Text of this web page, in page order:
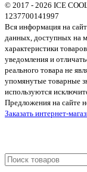
© 2017 - 2026 ICE
1237700141997
Вся информация на
данных, доступных на
характеристики
уведомления и
реального товара не
упомянутые товарные
используются
Предложения на сайте
Заказать интернет-